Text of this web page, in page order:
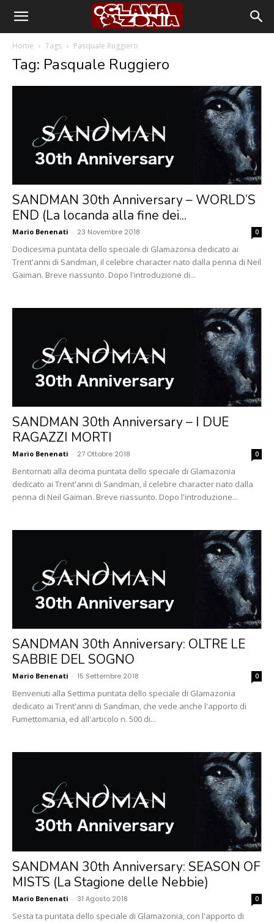
Home Tags Pasquale Ruggiero
Tag: Pasquale Ruggiero
SANDMAN 30th Anniversary – WORLD’S
END (La locanda alla fine dei...
Mario Benenati - 23 Novembre 2018 0
Dodicesima puntata dello speciale di Glamazonia dedicato ai
Trent'anni di Sandman, il celebre character nato dalla penna di Neil
Gaiman. Breve riassunto. Dopo l'introduzione di...
SANDMAN 30th Anniversary – I DUE
RAGAZZI MORTI
Mario Benenati - 27 Ottobre 2018 0
Bentornati alla decima puntata dello speciale di Glamazonia
dedicato ai Trent'anni di Sandman, il celebre character nato dalla
penna di Neil Gaiman. Breve riassunto. Dopo l'introduzione...
SANDMAN 30th Anniversary: OLTRE LE
SABBIE DEL SOGNO
Mario Benenati - 15 Settembre 2018 0
Benvenuti alla Settima puntata dello speciale di Glamazonia
dedicato ai Trent'anni di Sandman, che vede anche l'apporto di
Fumettomania, ed all'articolo n. 500 di...
SANDMAN 30th Anniversary: SEASON OF
MISTS (La Stagione delle Nebbie)
Mario Benenati - 31 Agosto 2018 0
Sesta ta puntata dello speciale di Glamazonia, con l'apporto di